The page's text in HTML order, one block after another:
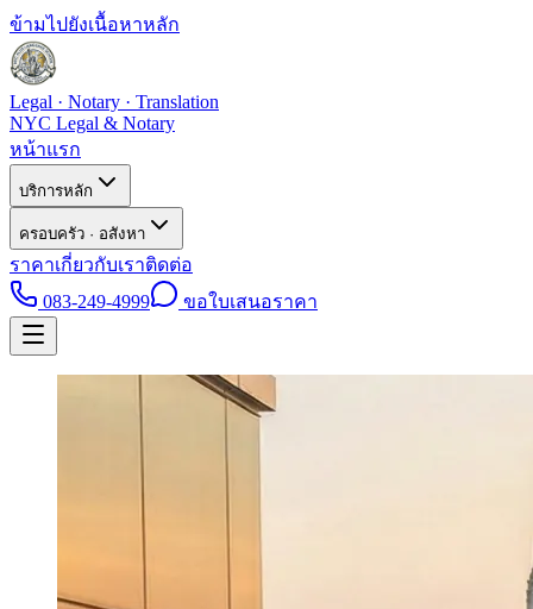
ข้ามไปยังเนื้อหาหลัก
Legal · Notary · Translation
NYC Legal & Notary
หน้าแรก
บริการหลัก
ครอบครัว · อสังหา
ราคาเกี่ยวกับเราติดต่อ
083-249-4999
ขอใบเสนอราคา